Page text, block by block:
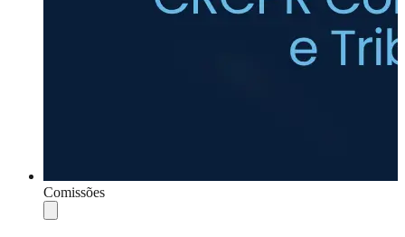
Comissões
Compartilhar